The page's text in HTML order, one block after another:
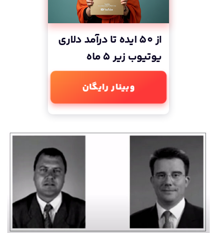
از 50 ایده تا درآمد دلاری
یوتیوب زیر 5 ماه
وبینار رایگان